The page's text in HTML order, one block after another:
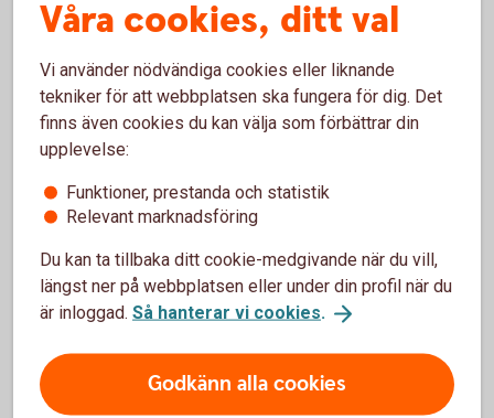
Så uppdaterar du kontonumret
hos Skatteverket
Gå in på skatteverket.se
Tryck på fliken ”Skatter”. Är du företagare välj
först fliken Företag.
Ditt Skattekonto för in- och
utbetalningar
Välj ”Skattekonto – betala och få tillbaka” i
skattekontot”. Till sist väljer du ”Anmäla konto”.
Logga in
Våra cookies, ditt val
Vi använder nödvändiga cookies eller liknande
tekniker för att webbplatsen ska fungera för dig. Det
finns även cookies du kan välja som förbättrar din
upplevelse:
Funktioner, prestanda och statistik
Relevant marknadsföring
Du kan ta tillbaka ditt cookie-medgivande när du vill,
längst ner på webbplatsen eller under din profil när du
är inloggad. Så hanterar vi cookies.
Godkänn alla cookies